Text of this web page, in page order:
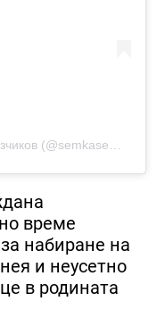
време
набиране на
и неусетно
в родината